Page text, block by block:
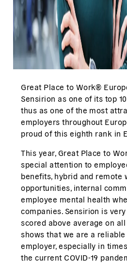
Great Place to Work®
Sensirion as one of its top
thus as one of the most
employers throughout
proud of this eighth rank in
This year, Great Place to
special attention to
benefits, hybrid and remote
opportunities, internal
employee mental health
companies. Sensirion is
scored above average on
shows that we are a reliable
employer, especially in
the current COVID-19